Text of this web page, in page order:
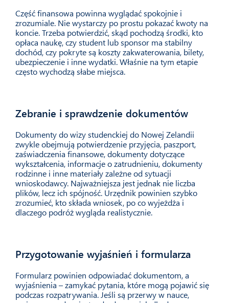
Część finansowa powinna wyglądać spokojnie i
zrozumiale. Nie wystarczy po prostu pokazać kwoty na
koncie. Trzeba potwierdzić, skąd pochodzą środki, kto
opłaca naukę, czy student lub sponsor ma stabilny
dochód, czy pokryte są koszty zakwaterowania, bilety,
ubezpieczenie i inne wydatki. Właśnie na tym etapie
często wychodzą słabe miejsca.
Zebranie i sprawdzenie dokumentów
Dokumenty do wizy studenckiej do Nowej Zelandii
zwykle obejmują potwierdzenie przyjęcia, paszport,
zaświadczenia finansowe, dokumenty dotyczące
wykształcenia, informacje o zatrudnieniu, dokumenty
rodzinne i inne materiały zależne od sytuacji
wnioskodawcy. Najważniejsza jest jednak nie liczba
plików, lecz ich spójność. Urzędnik powinien szybko
zrozumieć, kto składa wniosek, po co wyjeżdża i
dlaczego podróż wygląda realistycznie.
Przygotowanie wyjaśnień i formularza
Formularz powinien odpowiadać dokumentom, a
wyjaśnienia – zamykać pytania, które mogą pojawić się
podczas rozpatrywania. Jeśli są przerwy w nauce,